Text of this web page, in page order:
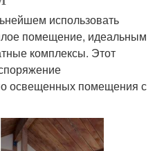
использовать
помещение, идеальным
комплексы. Этот
освещенных помещения с